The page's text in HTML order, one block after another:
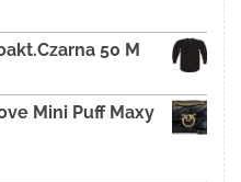
50 M
Mini Puff Maxy